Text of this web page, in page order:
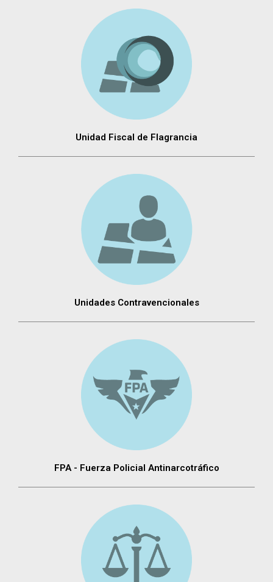
Unidad Fiscal de Flagrancia
Unidades Contravencionales
FPA - Fuerza Policial Antinarcotráfico